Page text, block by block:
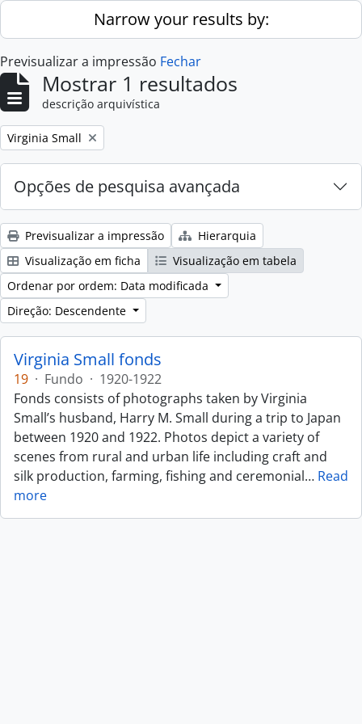
Skip to main contentNarrow your results by:
Previsualizar a impressão Fechar
Mostrar 1 resultados
descrição arquivística
Remove filter:
Virginia Small
Opções de pesquisa avançada
Previsualizar a impressão
Hierarquia
Visualização em ficha
Visualização em tabela
Ordenar por ordem: Data modificada
Direção: Descendente
Virginia Small fonds
19 · Fundo · 1920-1922
Fonds consists of photographs taken by Virginia
Small’s husband, Harry M. Small during a trip to Japan
between 1920 and 1922. Photos depict a variety of
scenes from rural and urban life including craft and
silk production, farming, fishing and ceremonial… Read
more